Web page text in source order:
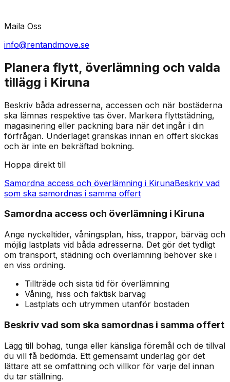
Maila Oss
info@rentandmove.se
Planera flytt, överlämning och valda
tillägg i Kiruna
Beskriv båda adresserna, accessen och när bostäderna
ska lämnas respektive tas över. Markera flyttstädning,
magasinering eller packning bara när det ingår i din
förfrågan. Underlaget granskas innan en offert skickas
och är inte en bekräftad bokning.
Hoppa direkt till
Samordna access och överlämning i KirunaBeskriv vad
som ska samordnas i samma offert
Samordna access och överlämning i Kiruna
Ange nyckeltider, våningsplan, hiss, trappor, bärväg och
möjlig lastplats vid båda adresserna. Det gör det tydligt
om transport, städning och överlämning behöver ske i
en viss ordning.
Tillträde och sista tid för överlämning
Våning, hiss och faktisk bärväg
Lastplats och utrymmen utanför bostaden
Beskriv vad som ska samordnas i samma offert
Lägg till bohag, tunga eller känsliga föremål och de tillval
du vill få bedömda. Ett gemensamt underlag gör det
lättare att se omfattning och villkor för varje del innan
du tar ställning.